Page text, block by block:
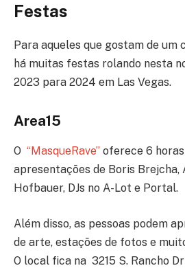
Festas
Para aqueles que gostam de um
há muitas festas rolando nesta
2023 para 2024 em Las Vegas.
Area15
O “MasqueRave” oferece 6
apresentações de Boris Brejcha,
Hofbauer, DJs no A-Lot e Portal.
Além disso, as pessoas podem
de arte, estações de fotos e
O local fica na 3215 S. Rancho